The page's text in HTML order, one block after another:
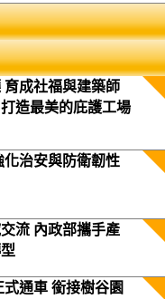
育成社福與建築師
造最美的庇護工場
治安與防衛韌性
流 內政部攜手產
通車 銜接樹谷園